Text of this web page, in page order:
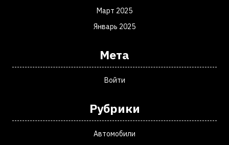
Март 2025
Январь 2025
Мета
Войти
Рубрики
Автомобили